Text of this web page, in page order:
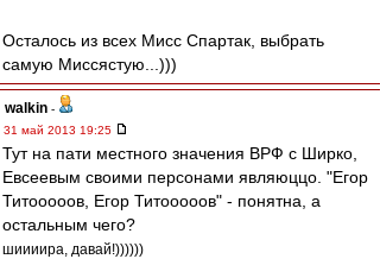
Осталось из всех Мисс Спартак, выбрать
самую Миссястую...)))
walkin -
31 май 2013 19:25
Тут на пати местного значения ВРФ с Ширко,
Евсеевым своими персонами являюццо. "Егор
Титооооов, Егор Титооооов" - понятна, а
остальным чего?
шиииира, давай!))))))